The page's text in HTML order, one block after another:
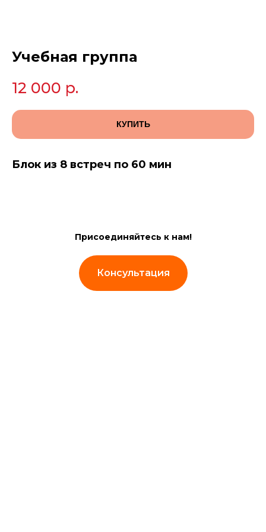
Учебная группа
12 000 р.
КУПИТЬ
Блок из 8 встреч по 60 мин
Присоединяйтесь к нам!
Консультация